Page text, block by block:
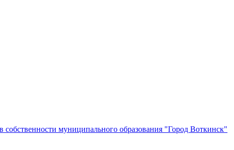
муниципального образования "Город Воткинск"